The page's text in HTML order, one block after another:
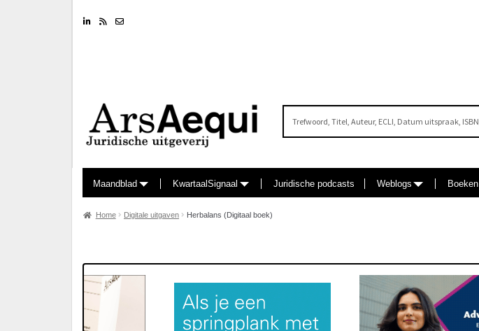
LinkedinRSS feed
Maandblad KwartaalSignaal Juridische podcasts Weblogs Boeken
Home Digitale uitgaven Herbalans (Digitaal boek)